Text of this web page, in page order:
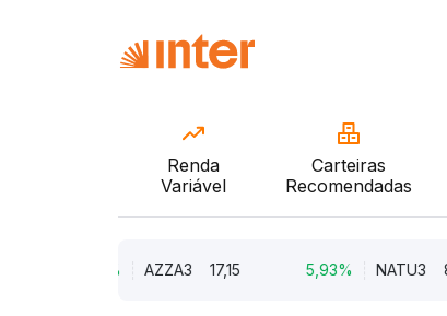
Renda
Variável
Carteiras
Recomendadas
AZZA3 17,15 5,93% NATU3 8,26